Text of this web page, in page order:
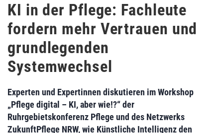
KI in der Pflege: Fachleute
fordern mehr Vertrauen und
grundlegenden
Systemwechsel
Experten und Expertinnen diskutieren im Workshop
„Pflege digital – KI, aber wie!?“ der
Ruhrgebietskonferenz Pflege und des Netzwerks
ZukunftPflege NRW, wie Künstliche Intelligenz den